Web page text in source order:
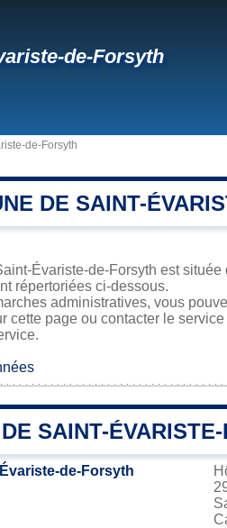
de-Forsyth
de-Forsyth
DE SAINT-
Évariste-de-Forsyth est
répertoriées ci-dessous.
administratives, vous
cette page ou contacter le
SAINT-
de-Forsyth